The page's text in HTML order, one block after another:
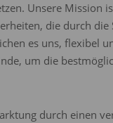
Unsere Mission
die durch
es uns, flexibel
um die
durch einen